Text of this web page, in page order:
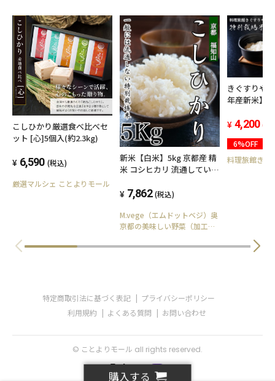
購入する
こしひかり厳選食べ比べセ
ット [心]5個入(約2.3kg)
6,590 (税込)
厳選マルシェ ことよりモール
新米【白米】5kg 京都産 精
米 コシヒカリ 流通していな
5kg7,862 (税込)
M.vege（エムドットベジ）奥
京都の美味しい野菜（加工
きぐすりや
年産新米】
4,200 (税
6%OFF
料理旅館きぐ
特定商取引法に基づく表記
プライバシーポリシー
利用規約
よくある質問 お問い合わせ
© ことよりモール all rights reserved.